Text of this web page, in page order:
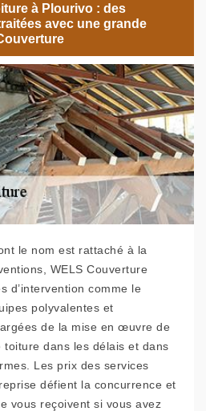
à Plourivo : des
avec une grande
le nom est rattaché à la
WELS Couverture
d’intervention comme le
polyvalentes et
de la mise en œuvre de
dans les délais et dans
Les prix des services
défient la concurrence et
vous reçoivent si vous avez